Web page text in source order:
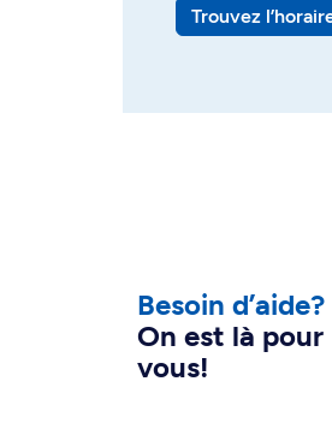
Trouvez
Besoin d’aide?
On est là pour
vous!